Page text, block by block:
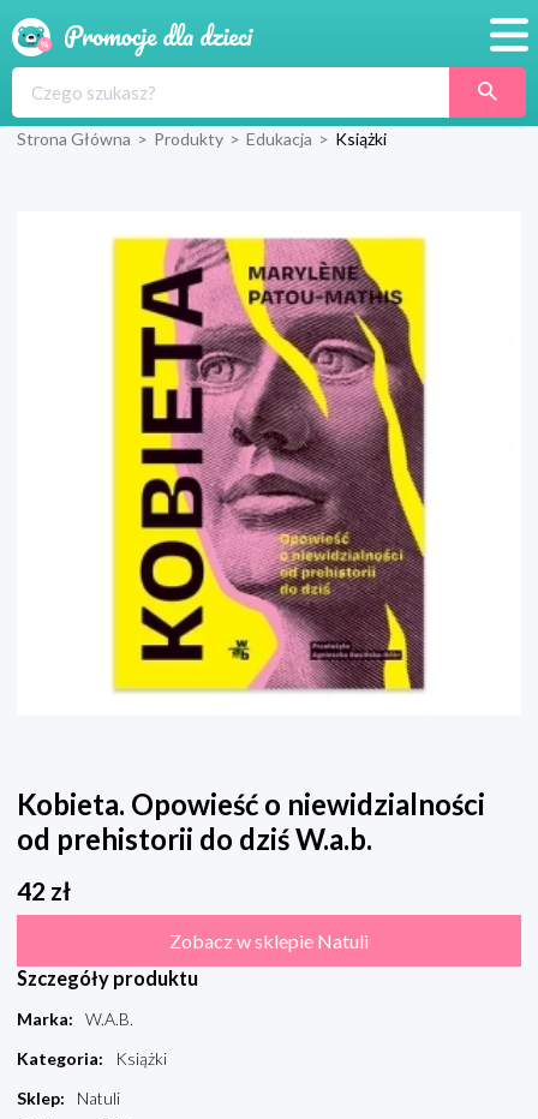
Produkty
Blog
Wyprawka
Strona Główna > Produkty > Edukacja > Książki
Kobieta. Opowieść o niewidzialności
od prehistorii do dziś W.a.b.
42 zł
Zobacz w sklepie Natuli
Szczegóły produktu
Marka:
W.A.B.
Kategoria:
Książki
Sklep: Natuli